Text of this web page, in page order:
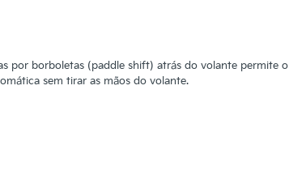
por borboletas (paddle shift) atrás do volante permite o
sem tirar as mãos do volante.